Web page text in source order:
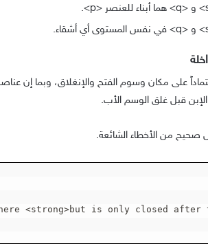
و <q> هما أبناء للعنصر <p>
.
و <q> في نفس المستوى أي أشقاء.
قبل غلق الوسم الأب.
من الأخطاء الشائعة.
<strong>but is only closed after